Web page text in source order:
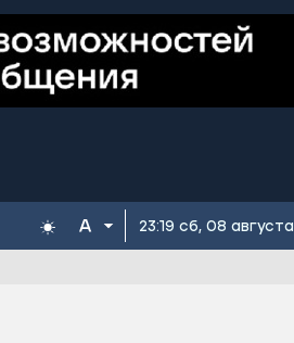
23:19 сб, 08 августа